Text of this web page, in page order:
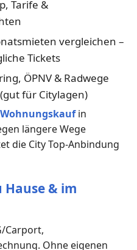
Tarife &
vergleichen –
Tickets
ÖPNV & Radwege
für Citylagen)
Wohnungskaufin
längere Wege
die City Top-Anbindung
Hause & im
Carport,
Ohne eigenen